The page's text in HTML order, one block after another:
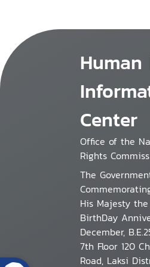
Center
Office of the
Rights
The
His Majesty
BirthDay
December,
7th Floor 120
Road, Laksi